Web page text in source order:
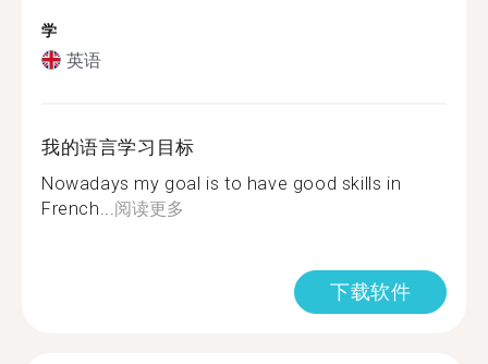
学
英语
我的语言学习目标
Nowadays my goal is to have good skills in
French... 阅读更多
下载软件